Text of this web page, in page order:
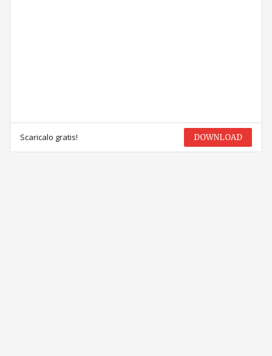
Scaricalo gratis! DOWNLOAD